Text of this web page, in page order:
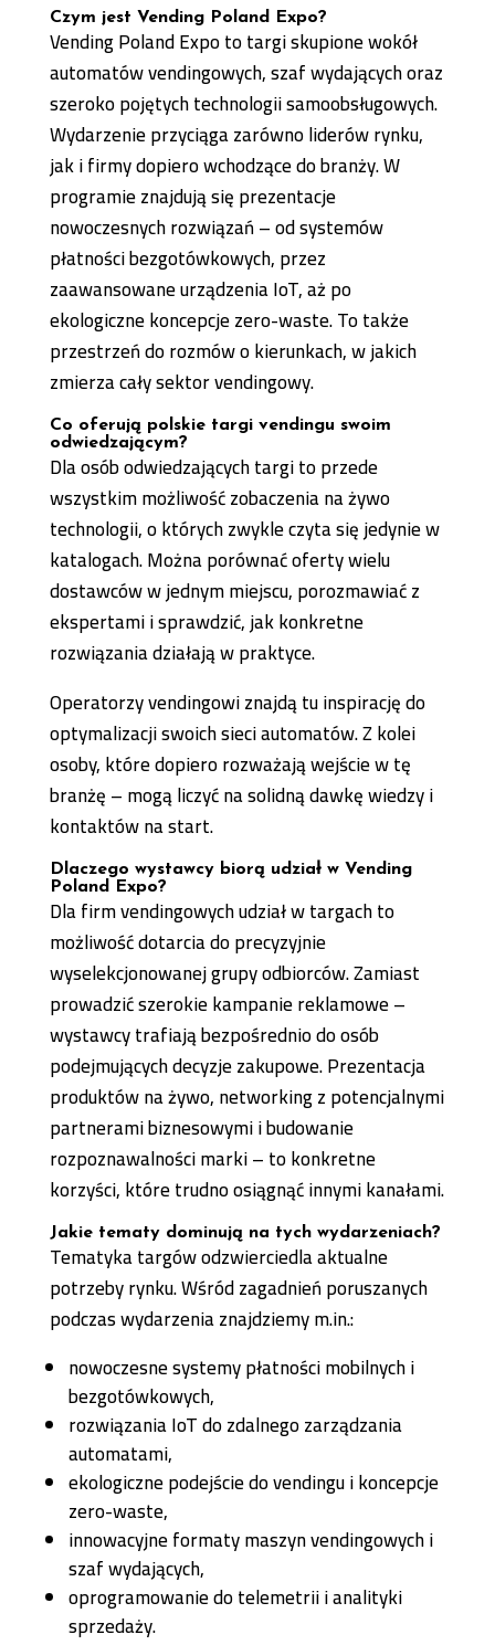
Czym jest Vending Poland Expo?
Vending Poland Expo to targi skupione wokół
automatów vendingowych, szaf wydających oraz
szeroko pojętych technologii samoobsługowych.
Wydarzenie przyciąga zarówno liderów rynku,
jak i firmy dopiero wchodzące do branży. W
programie znajdują się prezentacje
nowoczesnych rozwiązań – od systemów
płatności bezgotówkowych, przez
zaawansowane urządzenia IoT, aż po
ekologiczne koncepcje zero-waste. To także
przestrzeń do rozmów o kierunkach, w jakich
zmierza cały sektor vendingowy.
Co oferują polskie targi vendingu swoim
odwiedzającym?
Dla osób odwiedzających targi to przede
wszystkim możliwość zobaczenia na żywo
technologii, o których zwykle czyta się jedynie w
katalogach. Można porównać oferty wielu
dostawców w jednym miejscu, porozmawiać z
ekspertami i sprawdzić, jak konkretne
rozwiązania działają w praktyce.
Operatorzy vendingowi znajdą tu inspirację do
optymalizacji swoich sieci automatów. Z kolei
osoby, które dopiero rozważają wejście w tę
branżę – mogą liczyć na solidną dawkę wiedzy i
kontaktów na start.
Dlaczego wystawcy biorą udział w Vending
Poland Expo?
Dla firm vendingowych udział w targach to
możliwość dotarcia do precyzyjnie
wyselekcjonowanej grupy odbiorców. Zamiast
prowadzić szerokie kampanie reklamowe –
wystawcy trafiają bezpośrednio do osób
podejmujących decyzje zakupowe. Prezentacja
produktów na żywo, networking z potencjalnymi
partnerami biznesowymi i budowanie
rozpoznawalności marki – to konkretne
korzyści, które trudno osiągnąć innymi kanałami.
Jakie tematy dominują na tych wydarzeniach?
Tematyka targów odzwierciedla aktualne
potrzeby rynku. Wśród zagadnień poruszanych
podczas wydarzenia znajdziemy m.in.:
nowoczesne systemy płatności mobilnych i
bezgotówkowych,
rozwiązania IoT do zdalnego zarządzania
automatami,
ekologiczne podejście do vendingu i koncepcje
zero-waste,
innowacyjne formaty maszyn vendingowych i
szaf wydających,
oprogramowanie do telemetrii i analityki
sprzedaży.